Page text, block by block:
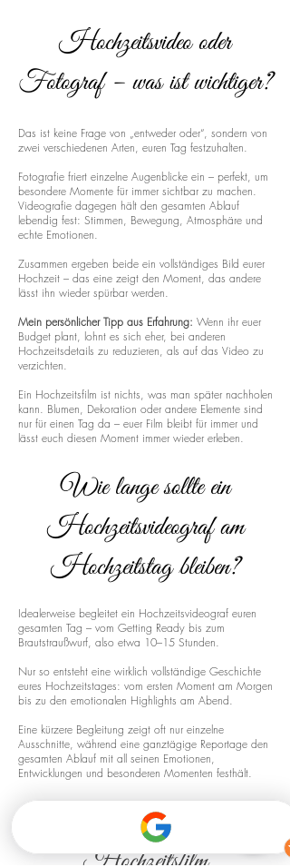
Hochzeitsvideo oder
Fotograf – was ist wichtiger?
Das ist keine Frage von „entweder oder“, sondern von
zwei verschiedenen Arten, euren Tag festzuhalten.
Fotografie friert einzelne Augenblicke ein – perfekt, um
besondere Momente für immer sichtbar zu machen.
Videografie dagegen hält den gesamten Ablauf
lebendig fest: Stimmen, Bewegung, Atmosphäre und
echte Emotionen.
Zusammen ergeben beide ein vollständiges Bild eurer
Hochzeit – das eine zeigt den Moment, das andere
lässt ihn wieder spürbar werden.
Mein persönlicher Tipp aus Erfahrung: Wenn ihr euer
Budget plant, lohnt es sich eher, bei anderen
Hochzeitsdetails zu reduzieren, als auf das Video zu
verzichten.
Ein Hochzeitsfilm ist nichts, was man später nachholen
kann. Blumen, Dekoration oder andere Elemente sind
nur für einen Tag da – euer Film bleibt für immer und
lässt euch diesen Moment immer wieder erleben.
Wie lange sollte ein
Hochzeitsvideograf am
Hochzeitstag bleiben?
Idealerweise begleitet ein Hochzeitsvideograf euren
gesamten Tag – vom Getting Ready bis zum
Brautstraußwurf, also etwa 10–15 Stunden.
Nur so entsteht eine wirklich vollständige Geschichte
eures Hochzeitstages: vom ersten Moment am Morgen
bis zu den emotionalen Highlights am Abend.
Eine kürzere Begleitung zeigt oft nur einzelne
Ausschnitte, während eine ganztägige Reportage den
gesamten Ablauf mit all seinen Emotionen,
Entwicklungen und besonderen Momenten festhält.
Drohnenaufnahmen für euren